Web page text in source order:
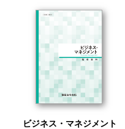
ビジネス・マネジメント